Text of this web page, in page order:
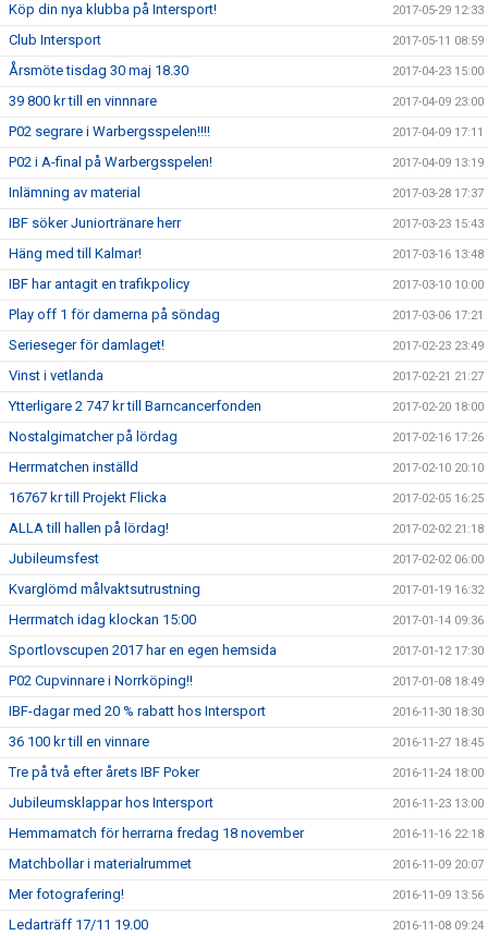
Köp din nya klubba på Intersport! 2017-05-29 12:33
Club Intersport 2017-05-11 08:59
Årsmöte tisdag 30 maj 18.30 2017-04-23 15:00
39 800 kr till en vinnnare 2017-04-09 23:00
P02 segrare i Warbergsspelen!!!! 2017-04-09 17:11
P02 i A-final på Warbergsspelen! 2017-04-09 13:19
Inlämning av material 2017-03-28 17:37
IBF söker Juniortränare herr 2017-03-23 15:43
Häng med till Kalmar! 2017-03-16 13:48
IBF har antagit en trafikpolicy 2017-03-10 10:00
Play off 1 för damerna på söndag 2017-03-06 17:21
Serieseger för damlaget! 2017-02-23 23:49
Vinst i vetlanda 2017-02-21 21:27
Ytterligare 2 747 kr till Barncancerfonden 2017-02-20 18:00
Nostalgimatcher på lördag 2017-02-16 17:26
Herrmatchen inställd 2017-02-10 20:10
16767 kr till Projekt Flicka 2017-02-05 16:25
ALLA till hallen på lördag! 2017-02-02 21:18
Jubileumsfest 2017-02-02 06:00
Kvarglömd målvaktsutrustning 2017-01-19 16:32
Herrmatch idag klockan 15:00 2017-01-14 09:36
Sportlovscupen 2017 har en egen hemsida 2017-01-12 17:30
P02 Cupvinnare i Norrköping!! 2017-01-08 18:49
IBF-dagar med 20 % rabatt hos Intersport 2016-11-30 18:30
36 100 kr till en vinnare 2016-11-27 18:45
Tre på två efter årets IBF Poker 2016-11-24 18:00
Jubileumsklappar hos Intersport 2016-11-23 13:00
Hemmamatch för herrarna fredag 18 november 2016-11-16 22:18
Matchbollar i materialrummet 2016-11-09 20:07
Mer fotografering! 2016-11-09 13:56
Ledarträff 17/11 19.00 2016-11-08 09:24